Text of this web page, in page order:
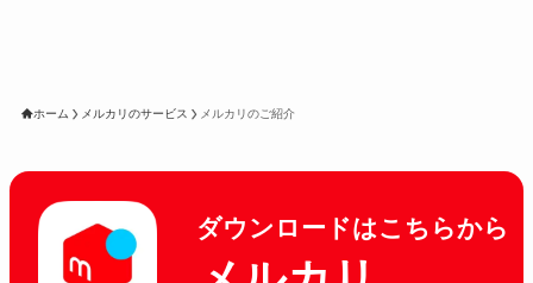
ホーム メルカリのサービス メルカリのご紹介
ダウンロードはこちらから